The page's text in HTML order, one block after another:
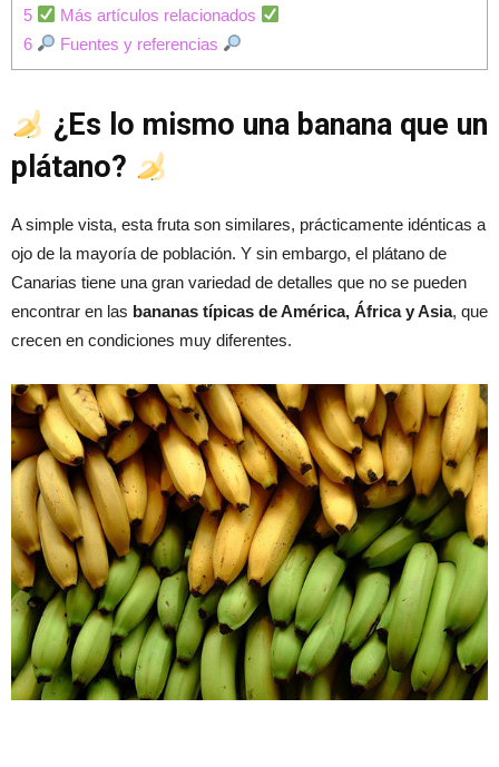
5
Más artículos relacionados
6
Fuentes y referencias
¿Es lo mismo una banana que un
plátano?
A simple vista, esta fruta son similares, prácticamente idénticas a
ojo de la mayoría de población. Y sin embargo, el plátano de
Canarias tiene una gran variedad de detalles que no se pueden
encontrar en las bananas típicas de América, África y Asia, que
crecen en condiciones muy diferentes.